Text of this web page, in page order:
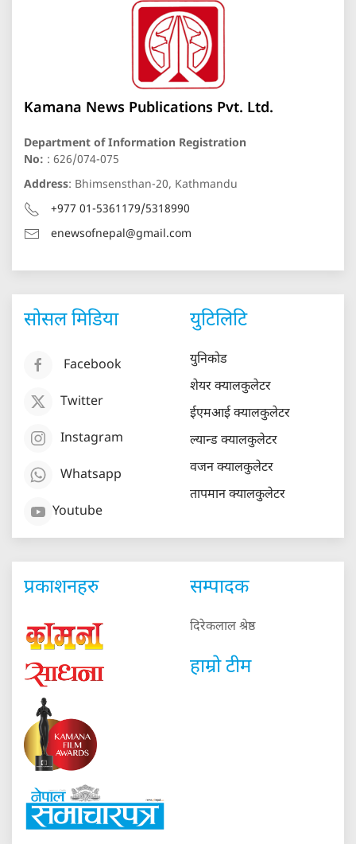
Kamana News Publications Pvt. Ltd.
Department of Information Registration
No: : 626/074-075
Address: Bhimsensthan-20, Kathmandu
+977 01-5361179/5318990
enewsofnepal@gmail.com
सोसल मिडिया
Facebook
Twitter
Instagram
Whatsapp
Youtube
युटिलिटि
युनिकोड
शेयर क्यालकुलेटर
ईएमआई क्यालकुलेटर
ल्यान्ड क्यालकुलेटर
वजन क्यालकुलेटर
तापमान क्यालकुलेटर
प्रकाशनहरु सम्पादक
दिरेकलाल श्रेष्ठ
हाम्रो टीम